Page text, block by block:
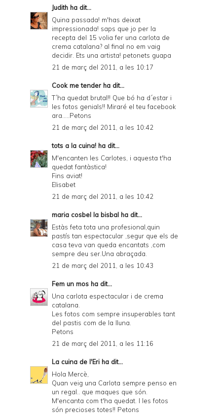
Judith ha dit...
Quina passada! m'has deixat
impressionada! saps que jo per la
recepta del 15 volia fer una carlota de
crema catalana? al final no em vaig
decidir. Ets una artista! petonets guapa
21 de març del 2011, a les 10:17
Cook me tender ha dit...
T´ha quedat brutal!! Que bó ha d´estar i
les fotos genials!! Miraré el teu facebook
ara.....Petons
21 de març del 2011, a les 10:42
tots a la cuina! ha dit...
M'encanten les Carlotes, i aquesta t'ha
quedat fantàstica!
Fins aviat!
Elisabet
21 de març del 2011, a les 10:42
maria cosbel la bisbal ha dit...
Estàs feta tota una profesional,quin
pastís tan espectacular ,segur que els de
casa teva van queda encantats ,com
sempre deu ser.Una abraçada.
21 de març del 2011, a les 10:43
Fem un mos ha dit...
Una carlota espectacular i de crema
catalana.
Les fotos com sempre insuperables tant
del pastis com de la lluna.
Petons
21 de març del 2011, a les 11:16
La cuina de l'Eri ha dit...
Hola Mercè,
Quan veig una Carlota sempre penso en
un regal.. que maques que són.
M'encanta com t'ha quedat. I les fotos
són precioses totes!! Petons